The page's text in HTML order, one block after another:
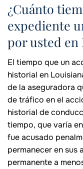
¿Cuánto
expediente
por usted en
El tiempo que un
historial en
de la aseguradora
de tráfico en el
historial de
tiempo, que varía
fue acusado
permanecer en sus
permanente a